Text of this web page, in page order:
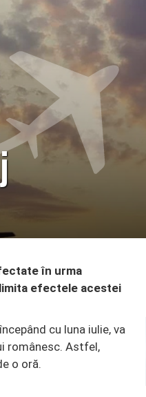
în urma
efectele acestei
cu luna iulie, va
românesc. Astfel,
o oră.